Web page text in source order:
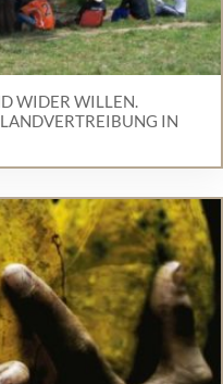
WIDER WILLEN.
IN